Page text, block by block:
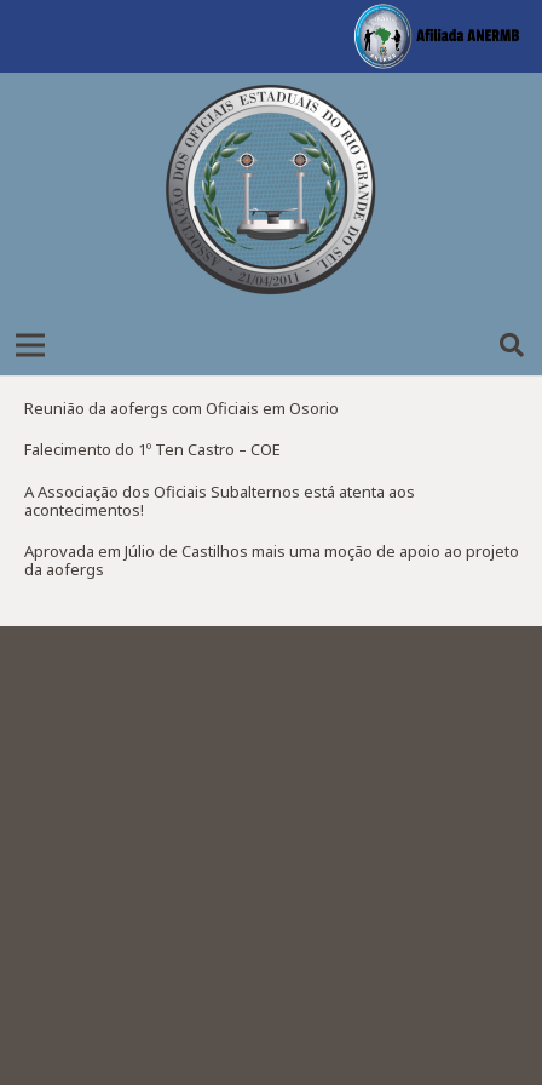
Reunião da aofergs com Oficiais em Osorio
Falecimento do 1º Ten Castro – COE
A Associação dos Oficiais Subalternos está atenta aos
acontecimentos!
Aprovada em Júlio de Castilhos mais uma moção de apoio ao projeto
da aofergs